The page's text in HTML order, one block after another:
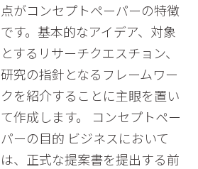
点がコンセプトペーパーの特徴
です。基本的なアイデア、対象
とするリサーチクエスチョン、
研究の指針となるフレームワー
クを紹介することに主眼を置い
て作成します。 コンセプトペー
パーの目的 ビジネスにおいて
は、正式な提案書を提出する前